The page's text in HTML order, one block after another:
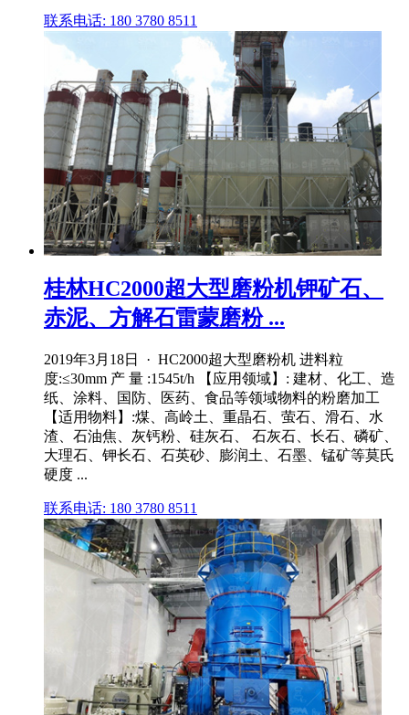
联系电话: 180 3780 8511
桂林HC2000超大型磨粉机钾矿石、
赤泥、方解石雷蒙磨粉 ...
2019年3月18日 · HC2000超大型磨粉机 进料粒
度:≤30mm 产 量 :1545t/h 【应用领域】: 建材、化工、造
纸、涂料、国防、医药、食品等领域物料的粉磨加工
【适用物料】:煤、高岭土、重晶石、萤石、滑石、水
渣、石油焦、灰钙粉、硅灰石、 石灰石、长石、磷矿、
大理石、钾长石、石英砂、膨润土、石墨、锰矿等莫氏
硬度 ...
联系电话: 180 3780 8511